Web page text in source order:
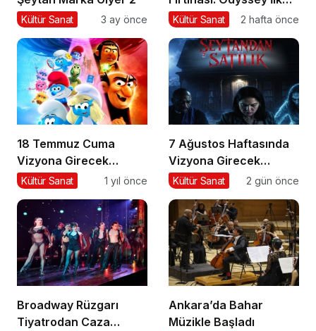
Kültür Sanat 3 ay önce
Hafta Sonunda Gişeyi
Kültür Sanat 2 hafta önce
18 Temmuz Cuma
Vizyona Girecek
Filmler Belli Oldu
Kültür Sanat 1 yıl önce
7 Ağustos Haftasında
Vizyona Girecek
Filmler
Kültür Sanat 2 gün önce
Broadway Rüzgarı
Tiyatrodan Caza
Ankara’da Bahar
Müzikle Başladı